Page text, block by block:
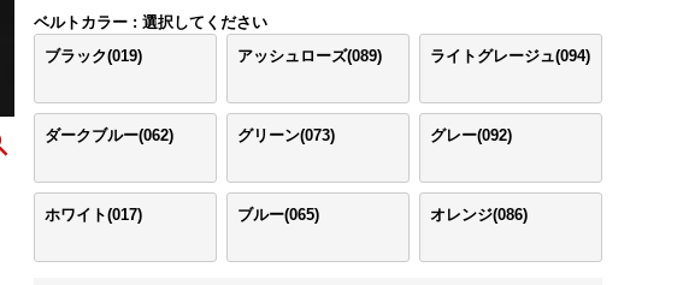
ベルトカラー
選択してください
ブラック(019)
アッシュローズ(089) ライトグレージュ(094)
ダークブルー(062) グリーン(073) グレー(092)
ホワイト(017) ブルー(065) オレンジ(086)